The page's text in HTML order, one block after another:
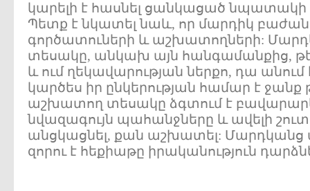
կարելի է հասնել ցանկացած
Պետք է նկատել նաև, որ մարդիկ
գործատուների և աշխատողների:
տեսակը, անկախ այն հանգամանքից,
և ում ղեկավարության ներքո, դա անում
կարծես իր ընկերության համար է ջանք
աշխատող տեսակը ձգտում է
նվազագույն պահանջները և ավելի
անցկացնել, քան աշխատել:
զորու է հեքիաթը իրականություն